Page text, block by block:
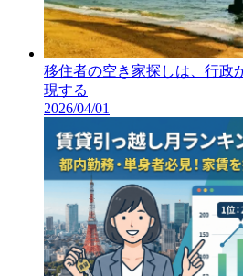
移住者の空き家探しは、行政
現する
2026/04/01